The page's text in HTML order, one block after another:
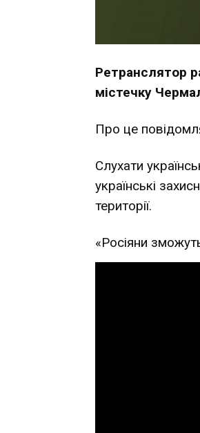
Ретранслятор
містечку
Про це
Слухати
українські
території.
«Росіяни